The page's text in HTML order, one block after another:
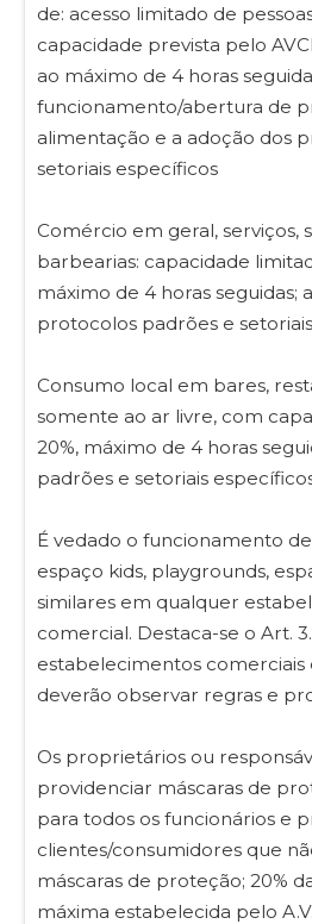
de: acesso limitado de
capacidade prevista pelo
ao máximo de 4 horas
funcionamento/abertura de
alimentação e a adoção dos
setoriais específicos
Comércio em geral, serviços,
barbearias: capacidade
máximo de 4 horas seguidas;
protocolos padrões e
Consumo local em bares,
somente ao ar livre, com
20%, máximo de 4 horas
padrões e setoriais
É vedado o funcionamento
espaço kids, playgrounds,
similares em qualquer
comercial. Destaca-se o Art.
estabelecimentos
deverão observar regras e
Os proprietários ou
providenciar máscaras de
para todos os funcionários e
clientes/consumidores que
máscaras de proteção; 20%
máxima estabelecida pelo